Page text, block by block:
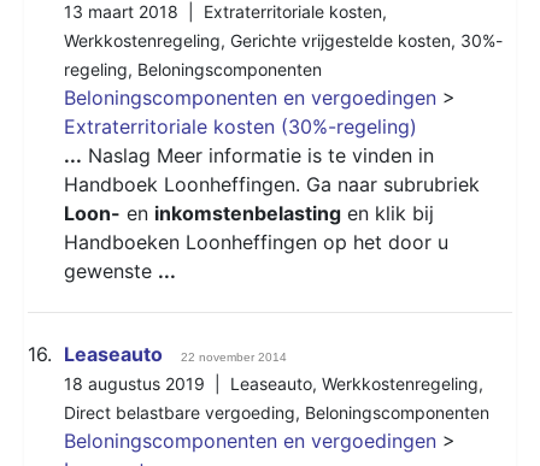
13 maart 2018 | Extraterritoriale kosten,
Werkkostenregeling, Gerichte vrijgestelde kosten, 30%-
regeling, Beloningscomponenten
Beloningscomponenten en vergoedingen >
Extraterritoriale kosten (30%-regeling)
... Naslag Meer informatie is te vinden in
Handboek Loonheffingen. Ga naar subrubriek
Loon- en inkomstenbelasting en klik bij
Handboeken Loonheffingen op het door u
gewenste ...
16. Leaseauto 22 november 2014
18 augustus 2019 | Leaseauto, Werkkostenregeling,
Direct belastbare vergoeding, Beloningscomponenten
Beloningscomponenten en vergoedingen >